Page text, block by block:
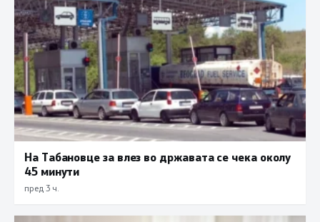
На Табановце за влез во државата се чека околу
45 минути
пред 3 ч.